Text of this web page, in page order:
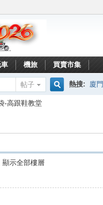
機旅 買賣市集
帖子
熱搜: 廈門
-高跟鞋教堂
顯示全部樓層